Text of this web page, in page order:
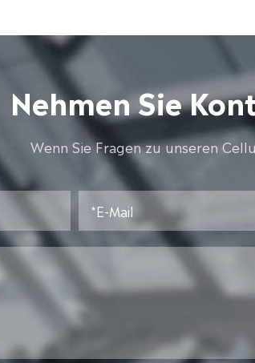
Nehmen Sie
Wenn Sie Fragen zu unseren